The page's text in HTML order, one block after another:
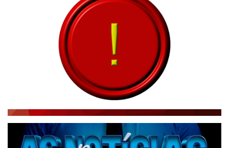
JORNAL DO BRASIL
NOTÍCIAS AO MINUTO
ACONTECEU...VIROU MANCHETE!